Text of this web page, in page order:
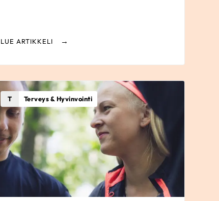
LUE ARTIKKELI
T Terveys & Hyvinvointi